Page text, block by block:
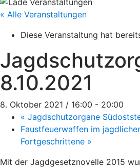
« Alle Veranstaltungen
Diese Veranstaltung hat
8.10.2021
8. Oktober 2021 / 16:00 - 20:00
« Jagdschutzorgane
Faustfeuerwaffen im
Fortgeschrittene »
Mit der Jagdgesetznovelle 2015